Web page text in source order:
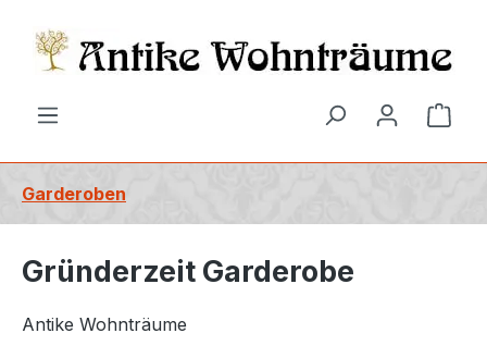
springen
Garderoben
Gründerzeit Garderobe
Antike Wohnträume